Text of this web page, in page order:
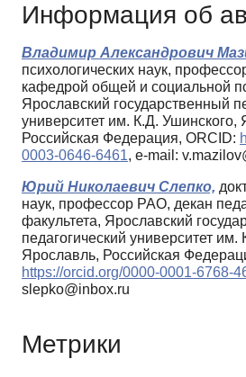
Информация об
Владимир Александрович
психологических наук,
кафедрой общей и социальной
Ярославский государственный
университет им. К.Д. Ушинского,
Российская Федерация, ORCID:
0003-0646-6461, e-mail:
Юрий Николаевич Слепко,
наук, профессор РАО, декан
факультета, Ярославский
педагогический университет им.
Ярославль, Российская
https://orcid.org/0000-0001-6768-
slepko@inbox.ru
Метрики